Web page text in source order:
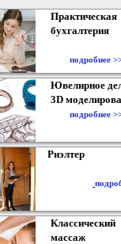
Практическая
бухгалтерия
подробнее
Ювелирное
3D
подробнее
Риэлтер
Классический
массаж